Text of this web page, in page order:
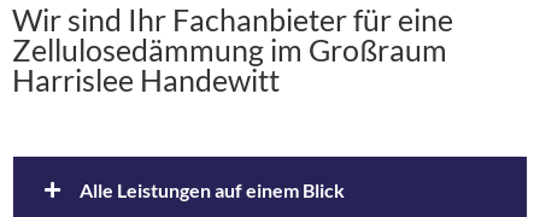
Wir sind Ihr Fachanbieter für eine
Zellulosedämmung im Großraum
Harrislee Handewitt
Alle Leistungen auf einem Blick